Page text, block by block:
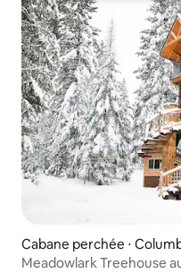
Cabane perchée ⋅
Meadowlark Treehouse